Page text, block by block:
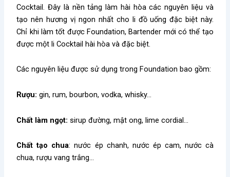
Cocktail. Đây là nền tảng làm hài hòa các nguyên liệu và
tạo nên hương vị ngon nhất cho li đồ uống đặc biệt này.
Chỉ khi làm tốt được Foundation, Bartender mới có thể tạo
được một li Cocktail hài hòa và đặc biệt.
Các nguyên liệu được sử dụng trong Foundation bao gồm:
Rượu: gin, rum, bourbon, vodka, whisky…
Chất làm ngọt: sirup đường, mật ong, lime cordial…
Chất tạo chua: nước ép chanh, nước ép cam, nước cà
chua, rượu vang trắng…